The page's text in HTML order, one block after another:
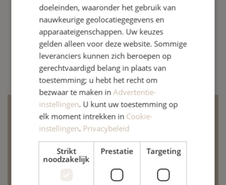
De praktijk is gesloten op
maandag 29 juni
22 juni 2026
Het was hoog tijd om onze oefenruimte te
doeleinden, waaronder het gebruik van
nauwkeurige geolocatiegegevens en
apparaateigenschappen. Uw keuzes
gelden alleen voor deze website. Sommige
leveranciers kunnen zich beroepen op
gerechtvaardigd belang in plaats van
toestemming; u hebt het recht om
bezwaar te maken inAdvertentie-
instellingen. U kunt uw toestemming op
elk moment intrekken in Cookie-
instellingen. Privacybeleid
Strikt
noodzakelijk
Prestatie Targeting